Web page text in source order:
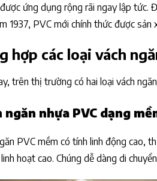
ứng dụng rộng rãi ngay lập tức.
1937, PVC mới chính thức được
hợp các loại vách
trên thị trường có hai loại vách
ngăn nhựa PVC dạng
PVC mềm có tính linh động cao,
hoạt cao. Chúng dễ dàng di